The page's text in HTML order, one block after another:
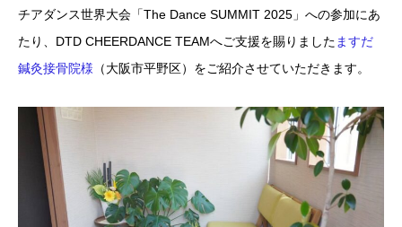
チアダンス世界大会「The Dance SUMMIT 2025」への参加にあ
たり、DTD CHEERDANCE TEAMへご支援を賜りました ますだ
鍼灸接骨院様 （大阪市平野区）をご紹介させていただきます。